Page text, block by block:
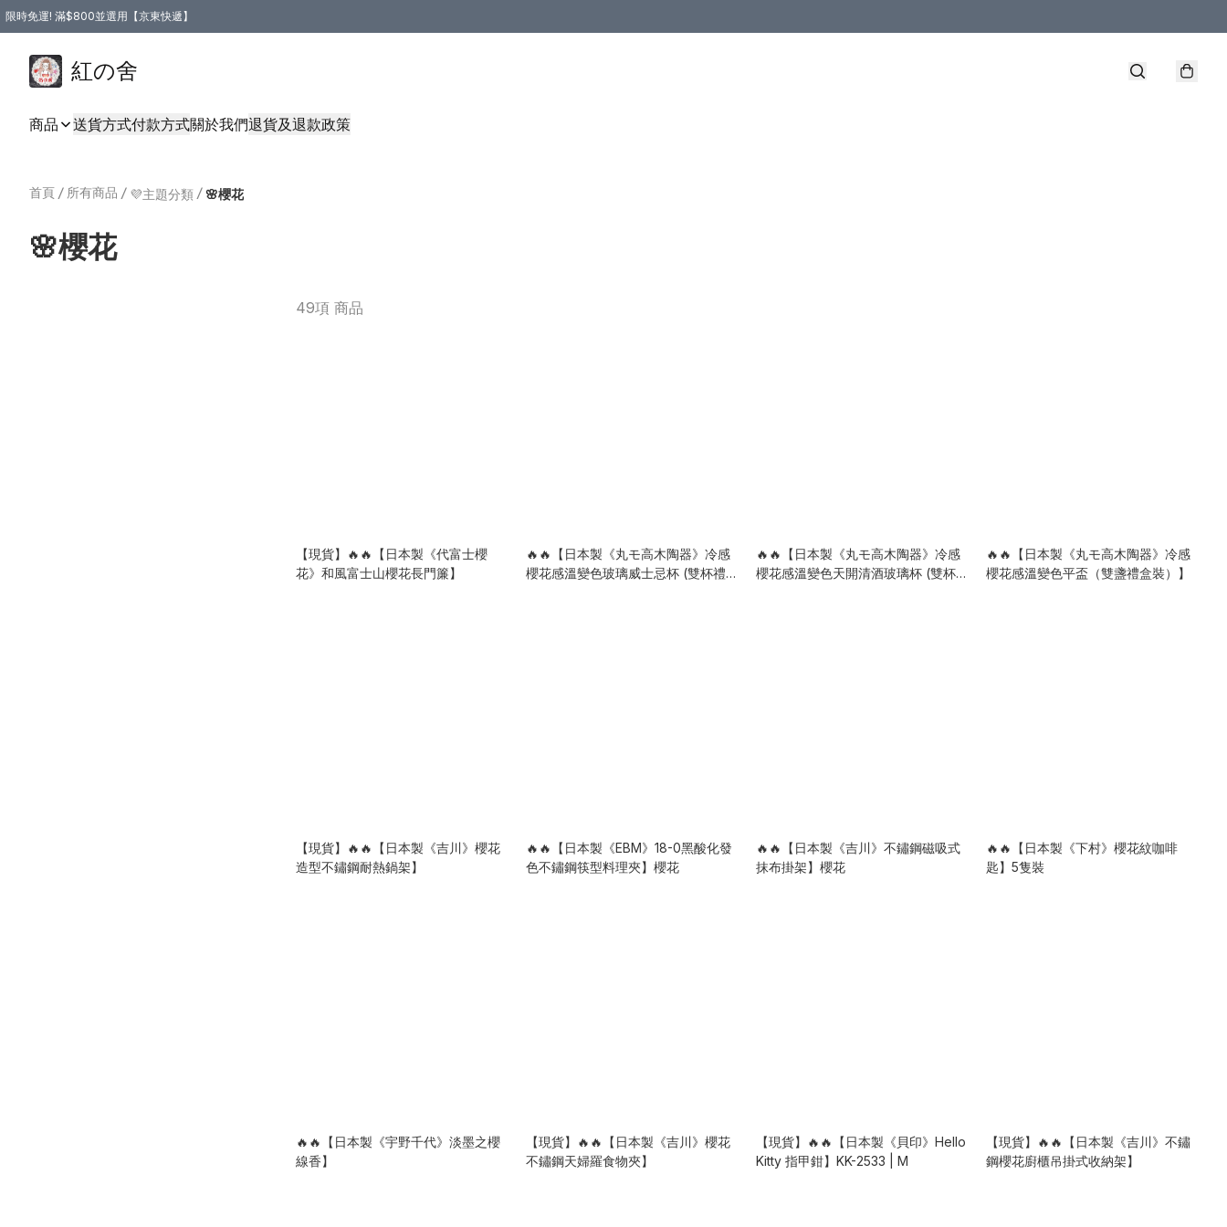
限時免運! 滿$800並選用【京東快遞】
紅の舍
商品 送貨方式付款方式關於我們退貨及退款政策
首頁 / 所有商品 / 💜主題分類 / 🌸櫻花
🌸櫻花
49項 商品
【現貨】🔥🔥【日本製《代富士櫻
花》和風富士山櫻花長門簾】
🔥🔥【日本製《丸モ高木陶器》冷感
櫻花感溫變色玻璃威士忌杯 (雙杯禮
🔥🔥【日本製《丸モ高木陶器》冷感
櫻花感溫變色天開清酒玻璃杯 (雙杯
🔥🔥【日本製《丸モ高木陶器》冷感
櫻花感溫變色平盃（雙盞禮盒裝）】
【現貨】🔥🔥【日本製《吉川》櫻花
造型不鏽鋼耐熱鍋架】
🔥🔥【日本製《EBM》18-0黑酸化發
色不鏽鋼筷型料理夾】櫻花
🔥🔥【日本製《吉川》不鏽鋼磁吸式
抹布掛架】櫻花
🔥🔥【日本製《下村》櫻花紋咖啡
匙】5隻裝
🔥🔥【日本製《宇野千代》淡墨之櫻
線香】
【現貨】🔥🔥【日本製《吉川》櫻花
不鏽鋼天婦羅食物夾】
【現貨】🔥🔥【日本製《貝印》Hello
Kitty 指甲鉗】KK-2533 | M
【現貨】🔥🔥【日本製《吉川》不鏽
鋼櫻花廚櫃吊掛式收納架】